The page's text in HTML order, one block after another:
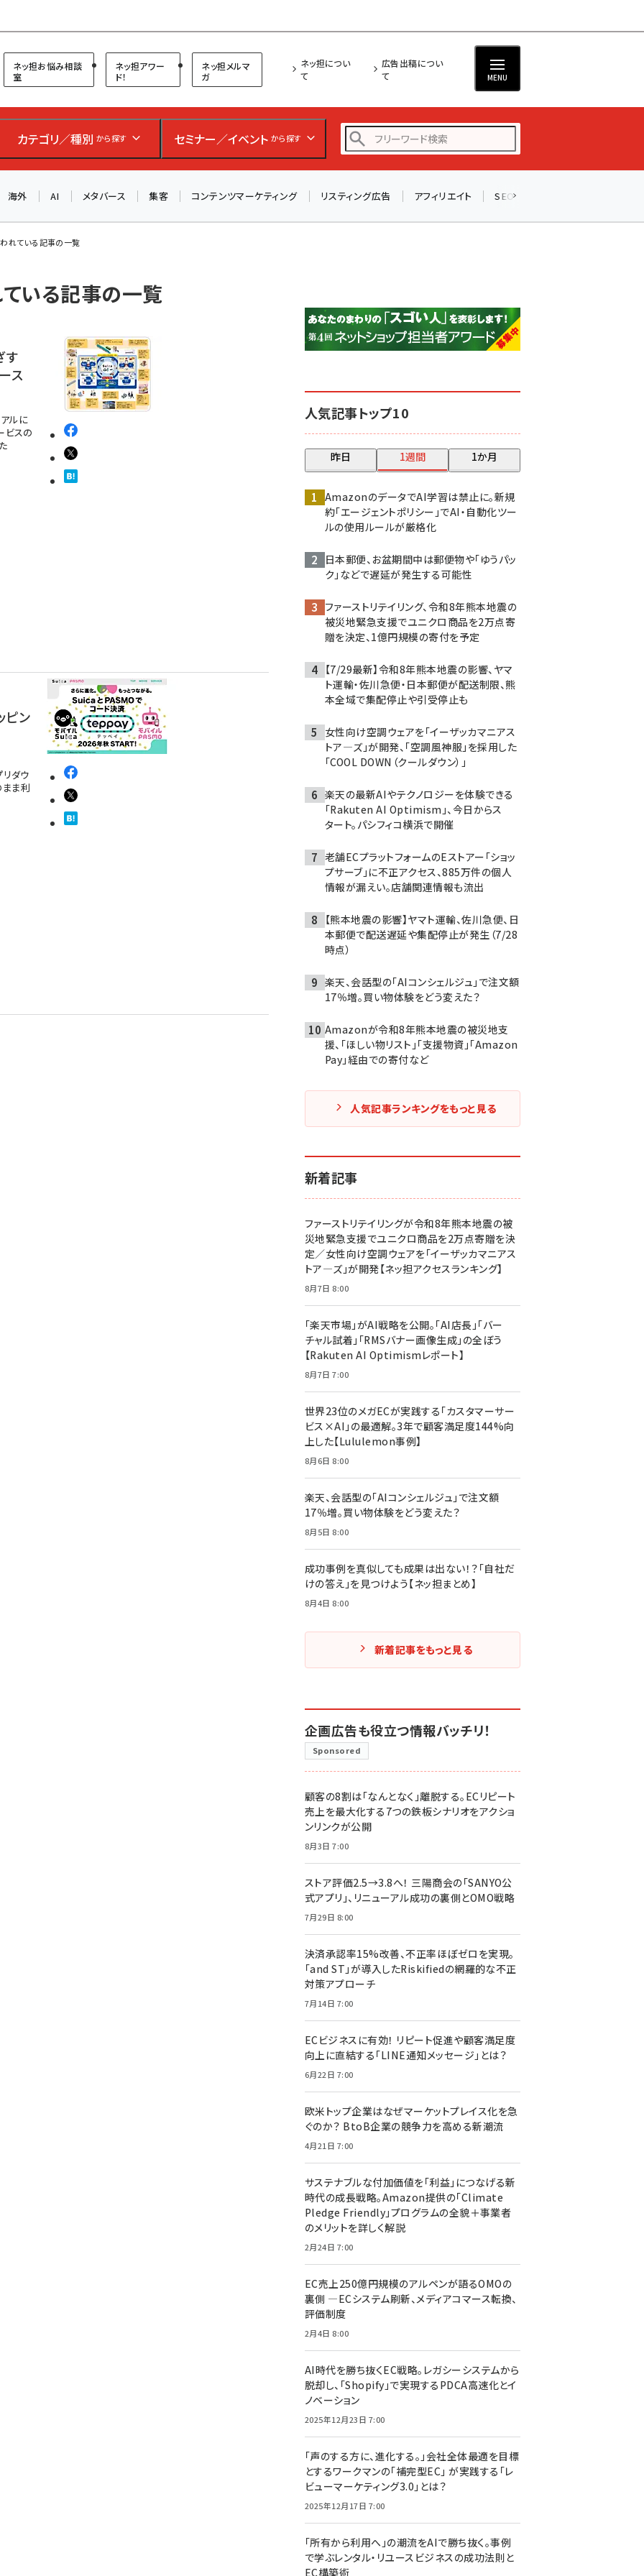
担当者フォーラム
ネッ担お悩み相談
室
ネッ担アワー
ド！
ネッ担メルマ
ガ
ネッ担につい
て
広告出稿につい
て
MENU
カテゴリ／種別 から探す セミナー／イベント から探す
アスクル (1122)
base (1079)
海外 AI メタバース 集客 コンテンツマーケティング リスティング広告 アフィリエイト SEO
れている記事の一覧
いる記事の一覧
す
ス
ルに
ビスの
ピン
ダウ
ま利
人気記事トップ10
昨日 1週間 1か月
AmazonのデータでAI学習は禁止に。新規
約「エージェントポリシー」でAI・自動化ツー
ルの使用ルールが厳格化
日本郵便、お盆期間中は郵便物や「ゆうパッ
ク」などで遅延が発生する可能性
ファーストリテイリング、令和8年熊本地震の
被災地緊急支援でユニクロ商品を2万点寄
贈を決定、1億円規模の寄付を予定
【7/29最新】令和8年熊本地震の影響、ヤマ
ト運輸・佐川急便・日本郵便が配送制限、熊
本全域で集配停止や引受停止も
女性向け空調ウェアを「イーザッカマニアス
トア―ズ」が開発、「空調風神服」を採用した
「COOL DOWN（クールダウン）」
楽天の最新AIやテクノロジーを体験できる
「Rakuten AI Optimism」、今日からス
タート。パシフィコ横浜で開催
老舗ECプラットフォームのEストアー「ショッ
プサーブ」に不正アクセス、885万件の個人
情報が漏えい。店舗関連情報も流出
【熊本地震の影響】ヤマト運輸、佐川急便、日
本郵便で配送遅延や集配停止が発生（7/28
時点）
楽天、会話型の「AIコンシェルジュ」で注文額
17％増。買い物体験をどう変えた？
Amazonが令和8年熊本地震の被災地支
援、「ほしい物リスト」「支援物資」「Amazon
Pay」経由での寄付など
人気記事ランキングをもっと見る
新着記事
ファーストリテイリングが令和8年熊本地震の被
災地緊急支援でユニクロ商品を2万点寄贈を決
定／女性向け空調ウェアを「イーザッカマニアス
トア―ズ」が開発【ネッ担アクセスランキング】
8月7日 8:00
「楽天市場」がAI戦略を公開。「AI店長」「バー
チャル試着」「RMSバナー画像生成」の全ぼう
【Rakuten AI Optimismレポート】
8月7日 7:00
世界23位のメガECが実践する「カスタマーサー
ビス×AI」の最適解。3年で顧客満足度144%向
上した【Lululemon事例】
8月6日 8:00
楽天、会話型の「AIコンシェルジュ」で注文額
17％増。買い物体験をどう変えた？
8月5日 8:00
成功事例を真似しても成果は出ない！？「自社だ
けの答え」を見つけよう【ネッ担まとめ】
8月4日 8:00
新着記事をもっと見る
企画広告も役立つ情報バッチリ！
Sponsored
顧客の8割は「なんとなく」離脱する。ECリピート
売上を最大化する7つの鉄板シナリオをアクショ
ンリンクが公開
8月3日 7:00
ストア評価2.5→3.8へ！ 三陽商会の「SANYO公
式アプリ」、リニューアル成功の裏側とOMO戦略
7月29日 8:00
決済承認率15%改善、不正率ほぼゼロを実現。
「and ST」が導入したRiskifiedの網羅的な不正
対策アプローチ
7月14日 7:00
ECビジネスに有効！ リピート促進や顧客満足度
向上に直結する「LINE通知メッセージ」とは？
6月22日 7:00
欧米トップ企業はなぜマーケットプレイス化を急
ぐのか？ BtoB企業の競争力を高める新潮流
4月21日 7:00
サステナブルな付加価値を「利益」につなげる新
時代の成長戦略。Amazon提供の「Climate
Pledge Friendly」プログラムの全貌＋事業者
のメリットを詳しく解説
2月24日 7:00
EC売上250億円規模のアルペンが語るOMOの
裏側 ―ECシステム刷新、メディアコマース転換、
評価制度
2月4日 8:00
AI時代を勝ち抜くEC戦略。レガシーシステムから
脱却し、「Shopify」で実現するPDCA高速化とイ
ノベーション
2025年12月23日 7:00
「声のする方に、進化する。」会社全体最適を目標
とするワークマンの「補完型EC」 が実践する「レ
ビューマーケティング3.0」とは？
2025年12月17日 7:00
「所有から利用へ」の潮流をAIで勝ち抜く。事例
で学ぶレンタル・リユースビジネスの成功法則と
EC構築術